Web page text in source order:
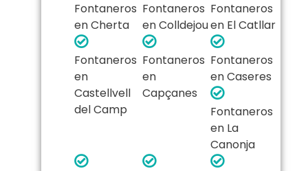
Fontaneros
en Cherta
Fontaneros
en Colldejou
Fontaneros
en El Catllar
Fontaneros
en
Castellvell
del Camp
Fontaneros
en
Capçanes
Fontaneros
en Caseres
Fontaneros
en La
Canonja